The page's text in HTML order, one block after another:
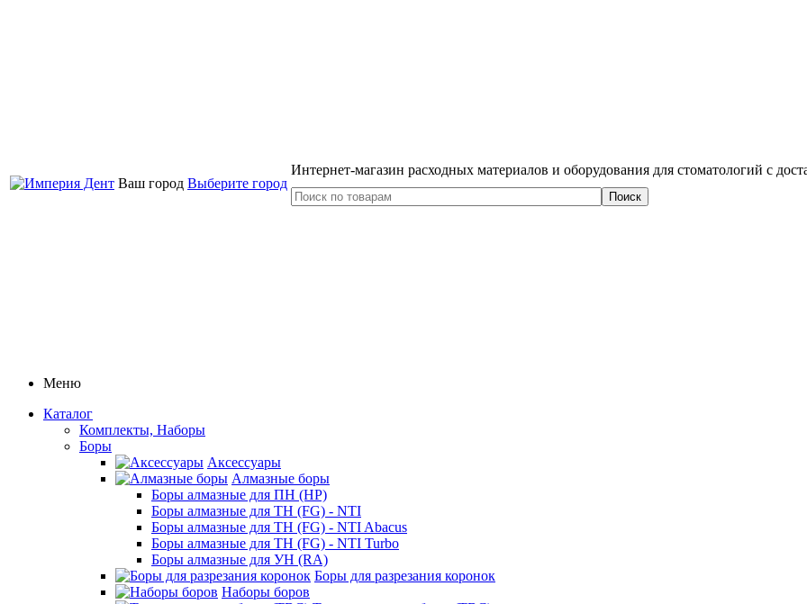
Ваш город Выберите город
Интернет-магазин расходных материалов и оборудования для стоматологий с
Меню
Каталог
Комплекты, Наборы
Боры
Аксессуары
Алмазные боры
Боры алмазные для ПН (HP)
Боры алмазные для ТН (FG) - NTI
Боры алмазные для ТН (FG) - NTI Abacus
Боры алмазные для ТН (FG) - NTI Turbo
Боры алмазные для УН (RA)
Боры для разрезания коронок
Наборы боров